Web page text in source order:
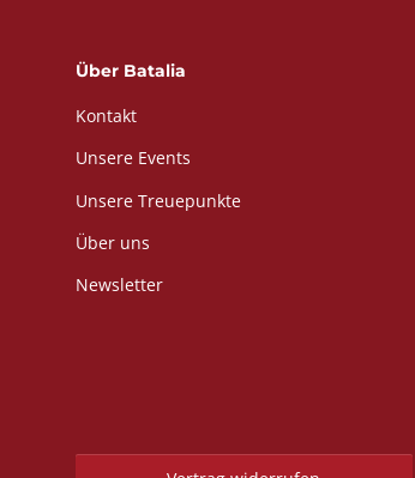
Über Batalia
Kontakt
Unsere Events
Unsere Treuepunkte
Über uns
Newsletter